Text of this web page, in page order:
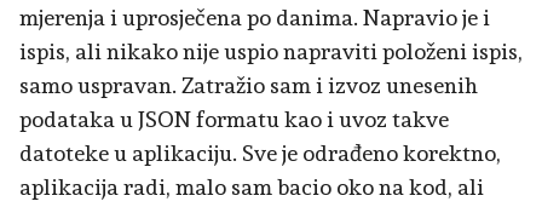
mjerenja i uprosječena po danima. Napravio je i
ispis, ali nikako nije uspio napraviti položeni ispis,
samo uspravan. Zatražio sam i izvoz unesenih
podataka u JSON formatu kao i uvoz takve
datoteke u aplikaciju. Sve je odrađeno korektno,
aplikacija radi, malo sam bacio oko na kod, ali